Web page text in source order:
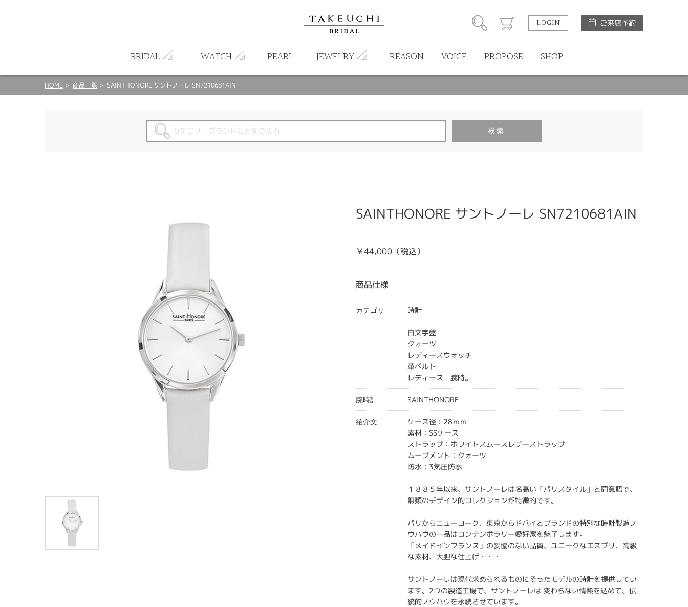
LOGIN ご来店予約
BRIDAL WATCH PEARL JEWELRY REASON VOICE PROPOSE SHOP
HOME 商品一覧 SAINTHONORE サントノーレ SN7210681AIN
SAINTHONORE サントノーレ SN7210681AIN
￥44,000（税込）
商品仕様
カテゴリ 時計
白文字盤
クォーツ
レディースウォッチ
革ベルト
レディース 腕時計
腕時計 SAINTHONORE
紹介文
ケース径：28ｍｍ
素材：SSケース
ストラップ：ホワイトスムースレザーストラップ
ムーブメント：クォーツ
防水：3気圧防水
１８８５年以来、サントノーレは名高い「パリスタイル」と同意語で、
無類のデザイン的コレクションが特徴的です。
パリからニューヨーク、東京からドバイとブランドの特別な時計製造ノ
ウハウの一品はコンテンポラリー愛好家を魅了します。
「メイドインフランス」の妥協のない品質、ユニークなエスプリ、高級
な素材、大胆な仕上げ・・・
サントノーレは現代求められるものにそったモデルの時計を提供してい
ます。2つの製造工場で、サントノーレは 変わらない情熱を込めて、伝
統的ノウハウを永続させています。